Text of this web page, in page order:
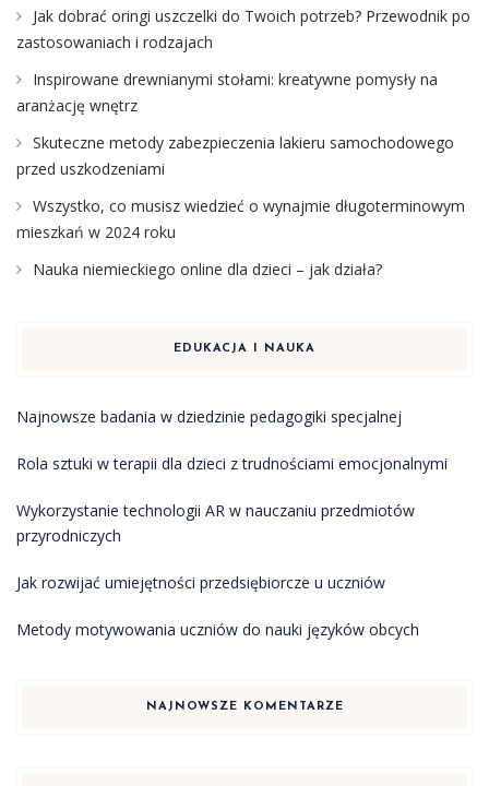
Jak dobrać oringi uszczelki do Twoich potrzeb? Przewodnik po
zastosowaniach i rodzajach
Inspirowane drewnianymi stołami: kreatywne pomysły na
aranżację wnętrz
Skuteczne metody zabezpieczenia lakieru samochodowego
przed uszkodzeniami
Wszystko, co musisz wiedzieć o wynajmie długoterminowym
mieszkań w 2024 roku
Nauka niemieckiego online dla dzieci – jak działa?
EDUKACJA I NAUKA
Najnowsze badania w dziedzinie pedagogiki specjalnej
Rola sztuki w terapii dla dzieci z trudnościami emocjonalnymi
Wykorzystanie technologii AR w nauczaniu przedmiotów
przyrodniczych
Jak rozwijać umiejętności przedsiębiorcze u uczniów
Metody motywowania uczniów do nauki języków obcych
NAJNOWSZE KOMENTARZE